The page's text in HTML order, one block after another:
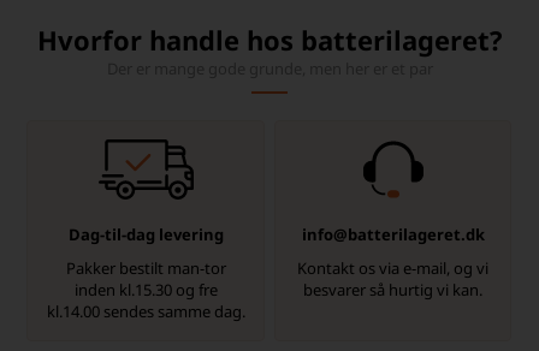
Hvorfor handle hos batterilageret?
Dag-til-dag levering
Pakker bestilt man-tor
inden kl.15.30 og fre
kl.14.00 sendes samme dag.
info@batterilageret.dk
Kontakt os via e-mail, og vi
besvarer så hurtig vi kan.